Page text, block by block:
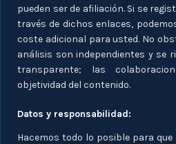
pueden ser de afiliación. Si se
través de dichos enlaces,
coste adicional para usted. No
análisis son independientes y se
transparente; las
objetividad del contenido.
Datos y responsabilidad:
Hacemos todo lo posible para